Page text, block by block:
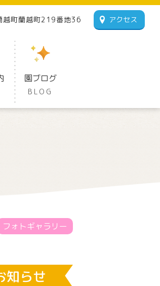
町蘭越町219番地36 アクセス
園ブログ
BLOG
フォトギャラリー
知らせ